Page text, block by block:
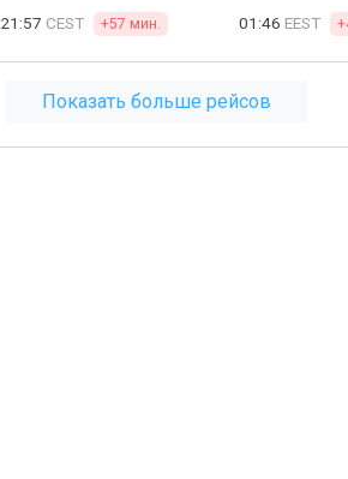
21:57 CEST +57 мин. 01:46 EEST
Показать больше рейсов